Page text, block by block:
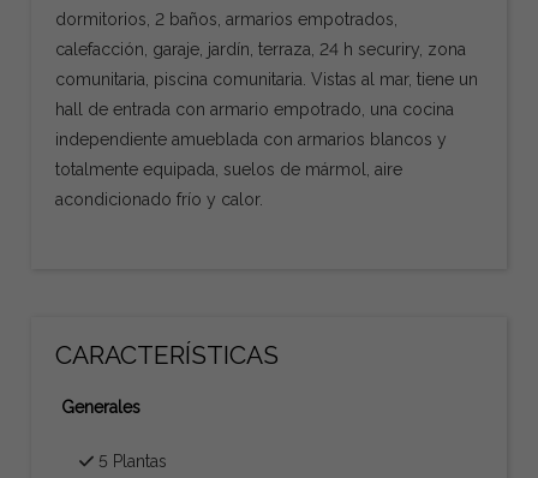
dormitorios, 2 baños, armarios empotrados,
calefacción, garaje, jardín, terraza, 24 h securiry, zona
comunitaria, piscina comunitaria. Vistas al mar, tiene un
hall de entrada con armario empotrado, una cocina
independiente amueblada con armarios blancos y
totalmente equipada, suelos de mármol, aire
acondicionado frío y calor.
CARACTERÍSTICAS
Generales
5 Plantas